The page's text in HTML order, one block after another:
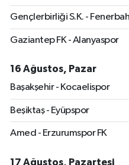
Gençlerbirliği S.K. -
Gaziantep FK - Alanyaspor
16 Ağustos, Pazar
Başakşehir - Kocaelispor
Beşiktaş - Eyüpspor
Amed - Erzurumspor FK
17 Ağustos, Pazartesi